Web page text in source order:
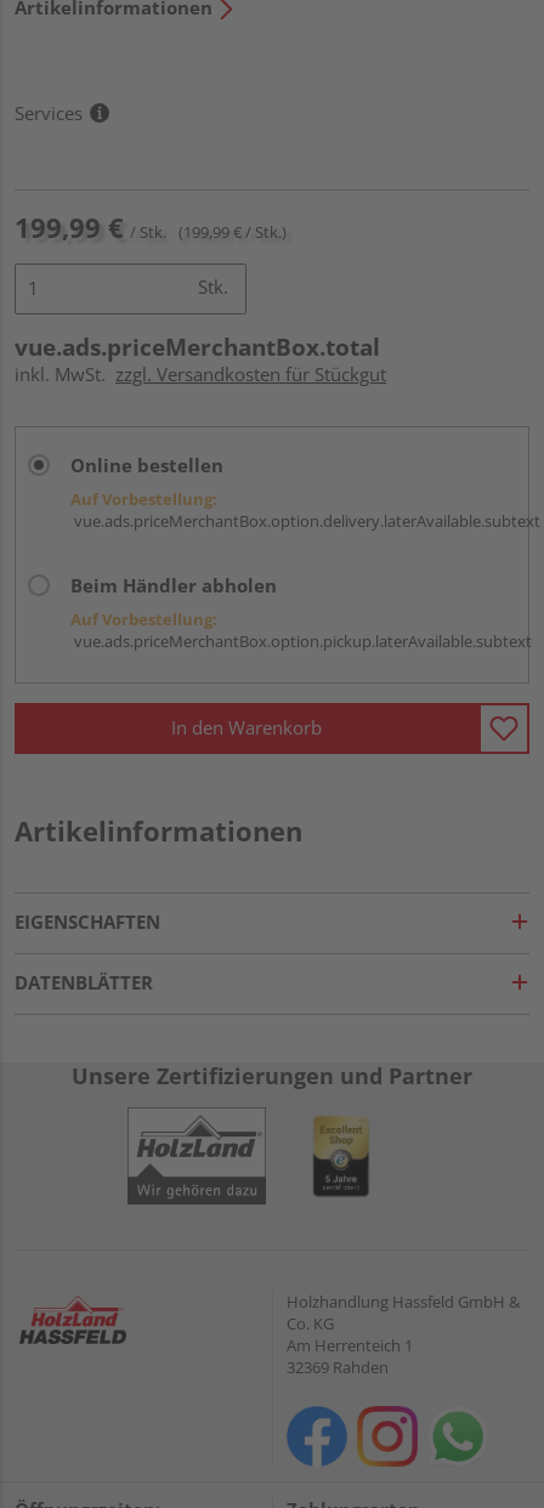
Artikelinformationen
Services
199,99 € / Stk. (199,99 € / Stk.)
Stk.
vue.ads.priceMerchantBox.total
inkl. MwSt. zzgl. Versandkosten für Stückgut
Online bestellen
Auf Vorbestellung:
vue.ads.priceMerchantBox.option.delivery.laterAvailable.subtext
Beim Händler abholen
Auf Vorbestellung:
vue.ads.priceMerchantBox.option.pickup.laterAvailable.subtext
In den Warenkorb
Artikelinformationen
EIGENSCHAFTEN
DATENBLÄTTER
Unsere Zertifizierungen und Partner
Holzhandlung Hassfeld GmbH &
Co. KG
Am Herrenteich 1
32369 Rahden